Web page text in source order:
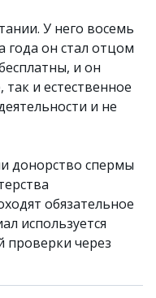
У него восемь
года он стал отцом
и он
так и естественное
и не
донорство спермы
обязательное
используется
проверки через